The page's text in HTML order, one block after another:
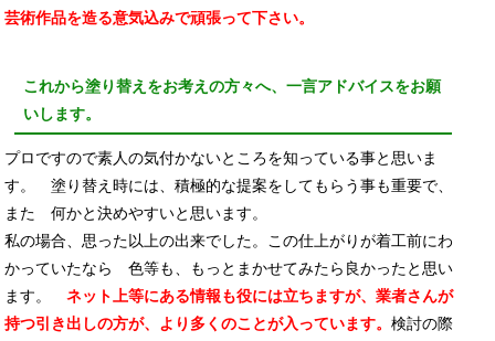
芸術作品を造る意気込みで頑張って下さい。
これから塗り替えをお考えの方々へ、一言アドバイスをお願
いします。
プロですので素人の気付かないところを知っている事と思いま
す。 塗り替え時には、積極的な提案をしてもらう事も重要で、
また 何かと決めやすいと思います。
私の場合、思った以上の出来でした。この仕上がりが着工前にわ
かっていたなら 色等も、もっとまかせてみたら良かったと思い
ます。ネット上等にある情報も役には立ちますが、業者さんが
持つ引き出しの方が、より多くのことが入っています。検討の際